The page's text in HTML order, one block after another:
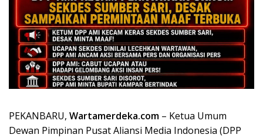
PEKANBARU, Wartamerdeka.com – Ketua Umum
Dewan Pimpinan Pusat Aliansi Media Indonesia (DPP